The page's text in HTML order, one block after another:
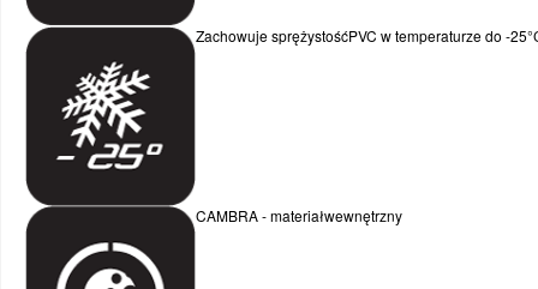
Zachowuje sprężystośćPVC w temperaturze do -
CAMBRA - materiałwewnętrzny